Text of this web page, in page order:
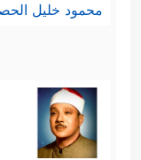
محمود خليل